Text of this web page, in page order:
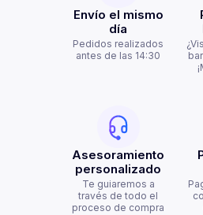
Envío el mismo
día
Pedidos realizados
antes de las 14:30
Asesoramiento
personalizado
Te guiaremos a
través de todo el
proceso de compra